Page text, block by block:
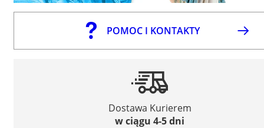
POMOC I KONTAKTY
Dostawa Kurierem
w ciągu 4-5 dni